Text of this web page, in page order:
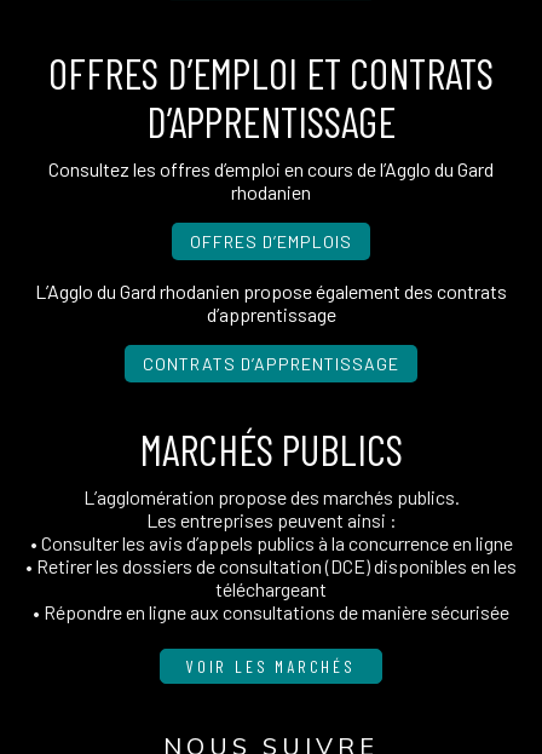
OFFRES D’EMPLOI ET CONTRATS
D’APPRENTISSAGE
Consultez les offres d’emploi en cours de l’Agglo du Gard
rhodanien
OFFRES D’EMPLOIS
L’Agglo du Gard rhodanien propose également des contrats
d’apprentissage
CONTRATS D’APPRENTISSAGE
MARCHÉS PUBLICS
L’agglomération propose des marchés publics.
Les entreprises peuvent ainsi :
• Consulter les avis d’appels publics à la concurrence en ligne
• Retirer les dossiers de consultation (DCE) disponibles en les
téléchargeant
• Répondre en ligne aux consultations de manière sécurisée
VOIR LES MARCHÉS
NOUS SUIVRE